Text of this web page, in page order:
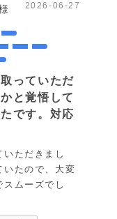
2026-06-27
っていただ
と覚悟して
です。対応
ただきまし
いたので、大変
ムーズでし